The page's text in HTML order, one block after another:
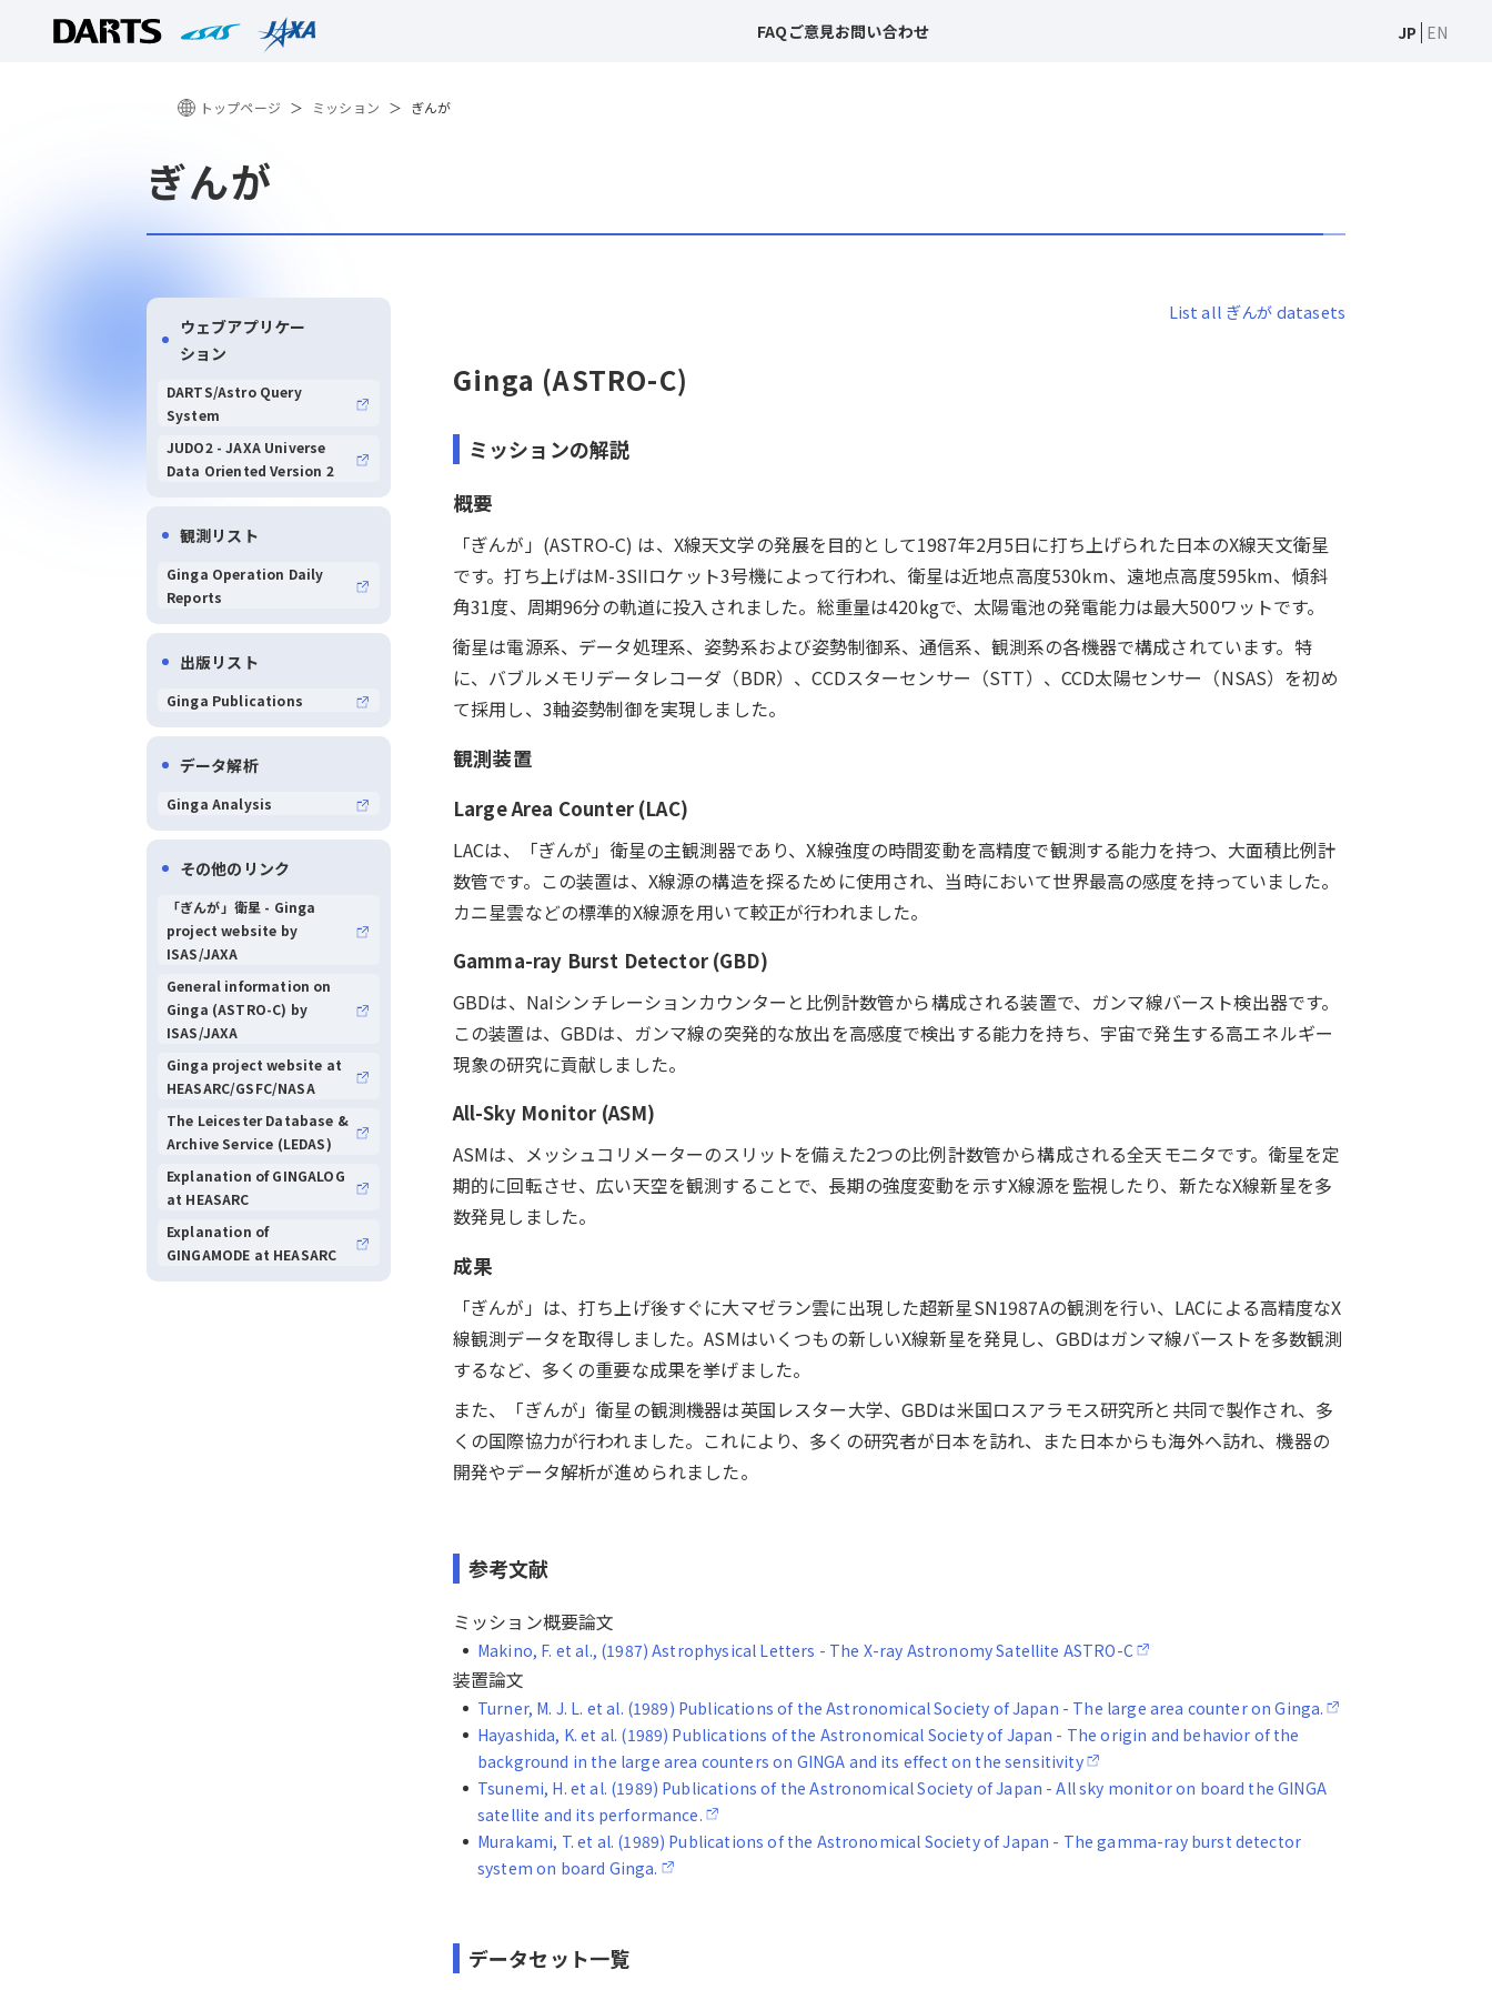
FAQ ご意見お問い合わせ JP EN
トップページ ミッション ぎんが
ぎんが
ウェブアプリケー
ション
DARTS/Astro Query
System
JUDO2 - JAXA Universe
Data Oriented Version 2
観測リスト
Ginga Operation Daily
Reports
出版リスト
Ginga Publications
データ解析
Ginga Analysis
その他のリンク
「ぎんが」衛星 - Ginga
project website by
ISAS/JAXA
General information on
Ginga (ASTRO-C) by
ISAS/JAXA
Ginga project website at
HEASARC/GSFC/NASA
The Leicester Database &
Archive Service (LEDAS)
Explanation of GINGALOG
at HEASARC
Explanation of
GINGAMODE at HEASARC
List all ぎんが datasets
Ginga (ASTRO-C)
ミッションの解説
概要
「ぎんが」(ASTRO-C) は、X線天文学の発展を目的として1987年2月5日に打ち上げられた日本のX線天文衛星
です。打ち上げはM-3SIIロケット3号機によって行われ、衛星は近地点高度530km、遠地点高度595km、傾斜
角31度、周期96分の軌道に投入されました。総重量は420kgで、太陽電池の発電能力は最大500ワットです。
衛星は電源系、データ処理系、姿勢系および姿勢制御系、通信系、観測系の各機器で構成されています。特
に、バブルメモリデータレコーダ（BDR）、CCDスターセンサー（STT）、CCD太陽センサー（NSAS）を初め
て採用し、3軸姿勢制御を実現しました。
観測装置
Large Area Counter (LAC)
LACは、「ぎんが」衛星の主観測器であり、X線強度の時間変動を高精度で観測する能力を持つ、大面積比例計
数管です。この装置は、X線源の構造を探るために使用され、当時において世界最高の感度を持っていました。
カニ星雲などの標準的X線源を用いて較正が行われました。
Gamma-ray Burst Detector (GBD)
GBDは、NaIシンチレーションカウンターと比例計数管から構成される装置で、ガンマ線バースト検出器です。
この装置は、GBDは、ガンマ線の突発的な放出を高感度で検出する能力を持ち、宇宙で発生する高エネルギー
現象の研究に貢献しました。
All-Sky Monitor (ASM)
ASMは、メッシュコリメーターのスリットを備えた2つの比例計数管から構成される全天モニタです。衛星を定
期的に回転させ、広い天空を観測することで、長期の強度変動を示すX線源を監視したり、新たなX線新星を多
数発見しました。
成果
「ぎんが」は、打ち上げ後すぐに大マゼラン雲に出現した超新星SN1987Aの観測を行い、LACによる高精度なX
線観測データを取得しました。ASMはいくつもの新しいX線新星を発見し、GBDはガンマ線バーストを多数観測
するなど、多くの重要な成果を挙げました。
また、「ぎんが」衛星の観測機器は英国レスター大学、GBDは米国ロスアラモス研究所と共同で製作され、多
くの国際協力が行われました。これにより、多くの研究者が日本を訪れ、また日本からも海外へ訪れ、機器の
開発やデータ解析が進められました。
参考文献
ミッション概要論文
Makino, F. et al., (1987) Astrophysical Letters - The X-ray Astronomy Satellite ASTRO-C
装置論文
Turner, M. J. L. et al. (1989) Publications of the Astronomical Society of Japan - The large area counter on Ginga.
Hayashida, K. et al. (1989) Publications of the Astronomical Society of Japan - The origin and behavior of the
background in the large area counters on GINGA and its effect on the sensitivity
Tsunemi, H. et al. (1989) Publications of the Astronomical Society of Japan - All sky monitor on board the GINGA
satellite and its performance.
Murakami, T. et al. (1989) Publications of the Astronomical Society of Japan - The gamma-ray burst detector
system on board Ginga.
データセット一覧